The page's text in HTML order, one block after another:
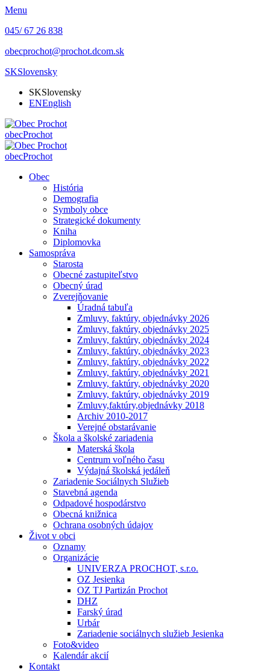
Menu
045/ 67 26 838
obecprochot@prochot.dcom.sk
SKSlovensky
SKSlovensky
ENEnglish
obecProchot
obecProchot
Obec
História
Demografia
Symboly obce
Strategické dokumenty
Kniha
Diplomovka
Samospráva
Starosta
Obecné zastupiteľstvo
Obecný úrad
Zverejňovanie
Úradná tabuľa
Zmluvy, faktúry, objednávky 2026
Zmluvy, faktúry, objednávky 2025
Zmluvy, faktúry, objednávky 2024
Zmluvy, faktúry, objednávky 2023
Zmluvy, faktúry, objednávky 2022
Zmluvy, faktúry, objednávky 2021
Zmluvy, faktúry, objednávky 2020
Zmluvy, faktúry, objednávky 2019
Zmluvy,faktúry,objednávky 2018
Archiv 2010-2017
Verejné obstarávanie
Škola a školské zariadenia
Materská škola
Centrum voľného času
Výdajná školská jedáleň
Zariadenie Sociálnych Služieb
Stavebná agenda
Odpadové hospodárstvo
Obecná knižnica
Ochrana osobných údajov
Život v obci
Oznamy
Organizácie
UNIVERZA PROCHOT, s.r.o.
OZ Jesienka
OZ TJ Partizán Prochot
DHZ
Farský úrad
Urbár
Zariadenie sociálnych služieb Jesienka
Foto&video
Kalendár akcií
Kontakt